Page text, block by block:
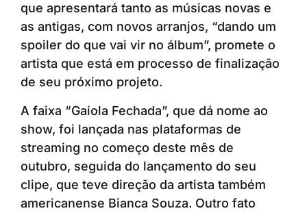
que apresentará tanto as músicas novas e
as antigas, com novos arranjos, “dando um
spoiler do que vai vir no álbum”, promete o
artista que está em processo de finalização
de seu próximo projeto.
A faixa “Gaiola Fechada”, que dá nome ao
show, foi lançada nas plataformas de
streaming no começo deste mês de
outubro, seguida do lançamento do seu
clipe, que teve direção da artista também
americanense Bianca Souza. Outro fato